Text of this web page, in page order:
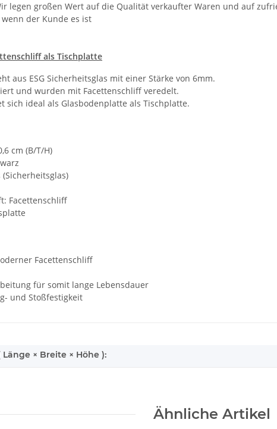
legen großen Wert auf die Qualität verkaufter Waren und auf
der Kunde es ist
als Tischplatte
aus ESG Sicherheitsglas mit einer Stärke von 6mm.
und wurden mit Facettenschliff veredelt.
sich ideal als Glasbodenplatte als Tischplatte.
cm (B/T/H)
(Sicherheitsglas)
Facettenschliff
Facettenschliff
für somit lange Lebensdauer
und Stoßfestigkeit
× Breite × Höhe ):
Ähnliche Artikel